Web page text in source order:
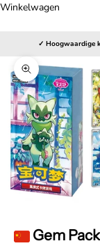
Winkelwagen
✓ Hoogwaardige
In-/uitzoomen
Gem